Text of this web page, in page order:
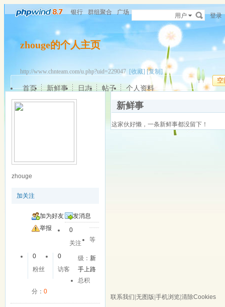
银行 群组聚合 广场 用户 登录
zhouge的个人主页
http://www.chnteam.com/u.php?uid=229047 [收藏] [复制]
空
首页 新鲜事 日志 帖子 个人资料
zhouge
加关注
加为好友
发消息
举报
0
关注
0
粉丝
0
访客
等
级：新
手上路
总积
分： 0
新鲜事
这家伙好懒，一条新鲜事都没留下！
联系我们 无图版 手机浏览 清除Cookies